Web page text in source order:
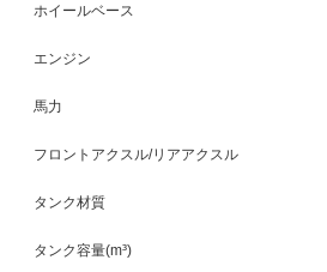
ホイールベース
エンジン
馬力
フロントアクスル/リアアクスル
タンク材質
タンク容量(m³)